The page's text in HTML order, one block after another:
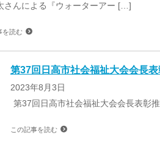
さんによる『ウォーターアー […]
を読む
第37回日高市社会福祉大会会長
2023年8月3日
第37回日高市社会福祉大会会長表彰
この記事を読む